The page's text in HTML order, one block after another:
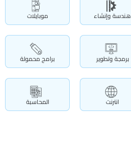
هندسة وإنشاء موبايلات
برمجة وتطوير برامج محمولة
انترنت المحاسبة